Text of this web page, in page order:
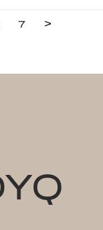
7 >